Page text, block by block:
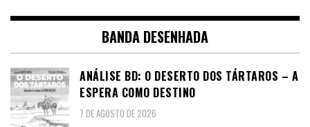
BANDA DESENHADA
ANÁLISE BD: O DESERTO DOS TÁRTAROS – A
ESPERA COMO DESTINO
7 DE AGOSTO DE 2026